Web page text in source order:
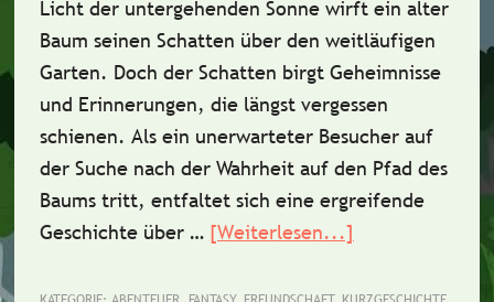
Licht der untergehenden Sonne wirft ein alter
Baum seinen Schatten über den weitläufigen
Garten. Doch der Schatten birgt Geheimnisse
und Erinnerungen, die längst vergessen
schienen. Als ein unerwarteter Besucher auf
der Suche nach der Wahrheit auf den Pfad des
Baums tritt, entfaltet sich eine ergreifende
Geschichte über … [Weiterlesen...]
Schatten